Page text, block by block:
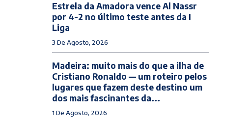
Estrela da Amadora vence Al Nassr
por 4-2 no último teste antes da I
Liga
3 De Agosto, 2026
Madeira: muito mais do que a ilha de
Cristiano Ronaldo — um roteiro pelos
lugares que fazem deste destino um
dos mais fascinantes da...
1 De Agosto, 2026